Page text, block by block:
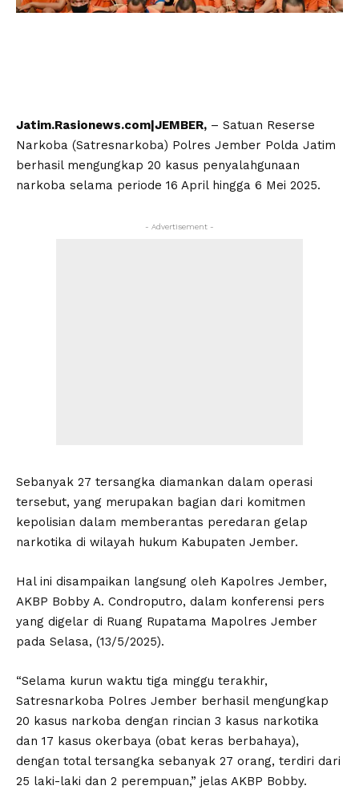
Jatim.Rasionews.com|JEMBER, – Satuan Reserse
Narkoba (Satresnarkoba) Polres Jember Polda Jatim
berhasil mengungkap 20 kasus penyalahgunaan
narkoba selama periode 16 April hingga 6 Mei 2025.
- Advertisement -
Sebanyak 27 tersangka diamankan dalam operasi
tersebut, yang merupakan bagian dari komitmen
kepolisian dalam memberantas peredaran gelap
narkotika di wilayah hukum Kabupaten Jember.
Hal ini disampaikan langsung oleh Kapolres Jember,
AKBP Bobby A. Condroputro, dalam konferensi pers
yang digelar di Ruang Rupatama Mapolres Jember
pada Selasa, (13/5/2025).
“Selama kurun waktu tiga minggu terakhir,
Satresnarkoba Polres Jember berhasil mengungkap
20 kasus narkoba dengan rincian 3 kasus narkotika
dan 17 kasus okerbaya (obat keras berbahaya),
dengan total tersangka sebanyak 27 orang, terdiri dari
25 laki-laki dan 2 perempuan,” jelas AKBP Bobby.